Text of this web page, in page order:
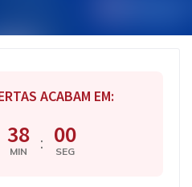
ACABAM EM:
37
MIN : 59
SEG